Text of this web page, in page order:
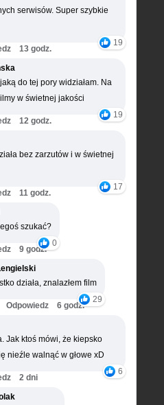
serwisów. Super szybkie
19
13 godz.
do tej pory widziałam. Na
w świetnej jakości
19
12 godz.
bez zarzutów i w świetnej
17
11 godz.
szukać?
0
9 godz.
działa, znalazłem film
29
Odpowiedz
6 godz.
Jak ktoś mówi, że kiepsko
nieźle walnąć w głowe xD
6
2 dni